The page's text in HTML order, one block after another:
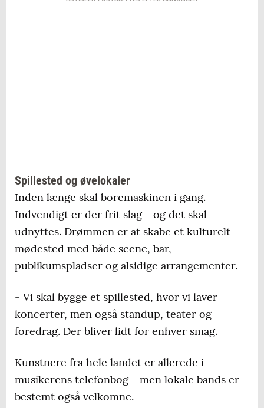
Spillested og øvelokaler
Inden længe skal boremaskinen i gang.
Indvendigt er der frit slag - og det skal
udnyttes. Drømmen er at skabe et kulturelt
mødested med både scene, bar,
publikumspladser og alsidige arrangementer.
- Vi skal bygge et spillested, hvor vi laver
koncerter, men også standup, teater og
foredrag. Der bliver lidt for enhver smag.
Kunstnere fra hele landet er allerede i
musikerens telefonbog - men lokale bands er
bestemt også velkomne.